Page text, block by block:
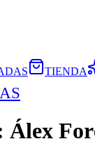
TIENDA
Álex